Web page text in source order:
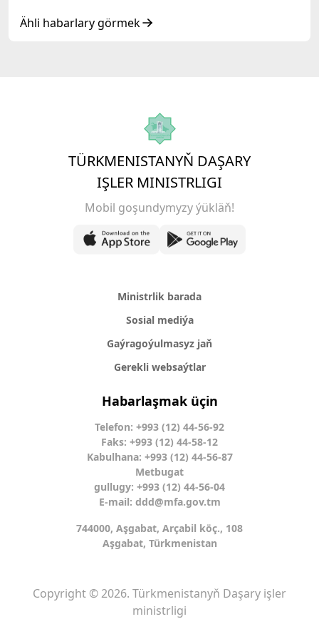
ýokary derejeli wezipeli adamlarynyň mejlisine
Ähli habarlary görmek
TÜRKMENISTANYŇ DAŞARY
IŞLER MINISTRLIGI
Mobil goşundymyzy ýükläň!
Ministrlik barada
Sosial mediýa
Gaýragoýulmasyz jaň
Gerekli websaýtlar
Habarlaşmak üçin
Telefon: +993 (12) 44-56-92
Faks: +993 (12) 44-58-12
Kabulhana: +993 (12) 44-56-87
Metbugat
gullugy: +993 (12) 44-56-04
E-mail: ddd@mfa.gov.tm
744000, Aşgabat, Arçabil köç., 108
Aşgabat, Türkmenistan
Copyright © 2026. Türkmenistanyň Daşary işler
ministrligi